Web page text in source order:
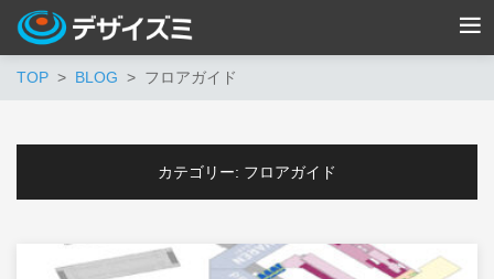
TOP BLOG フロアガイド
カテゴリー: フロアガイド